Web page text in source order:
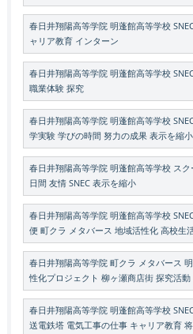
春日井翔陽高等学院 明蓬館高等学校
ャリア教育 インターン
春日井翔陽高等学院 明蓬館高等学校
職業体験 探究
春日井翔陽高等学院 明蓬館高等学校
学実験 学びの時間 努力の成果 表示を縮小
春日井翔陽高等学院 明蓬館高等学校 ス
日間 友情 SNEC 表示を縮小
春日井翔陽高等学院 明蓬館高等学校
便 町クラ メタバース 地域活性化 高校生
春日井翔陽高等学院 町クラ メタバース
性化プロジェクト 柳ヶ瀬商店街 探究活
春日井翔陽高等学院 明蓬館高等学校
送電鉄塔 電気工事の仕事 キャリア教育